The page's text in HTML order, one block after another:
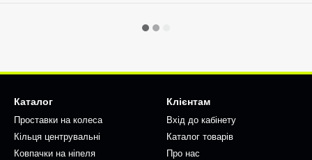
Каталог
Проставки на колеса
Кільця центрувальні
Ковпачки на ніпеля
Клієнтам
Вхід до кабінету
Каталог товарів
Про нас